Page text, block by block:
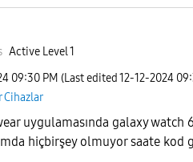
Active Level 1
09:30 PM (Last edited ‎12-12-2024
uygulamasında galaxy
hiçbirşey olmuyor saate kod